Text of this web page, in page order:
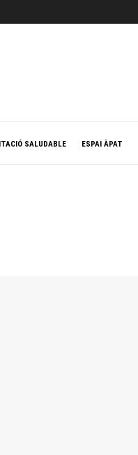
SALUDABLE ESPAI ÀPAT